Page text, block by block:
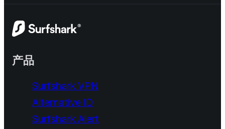
产品
Surfshark VPN
Alternative ID
Surfshark Alert